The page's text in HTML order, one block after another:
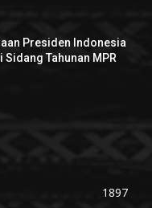
Presiden Indonesia
Tahunan MPR
1897